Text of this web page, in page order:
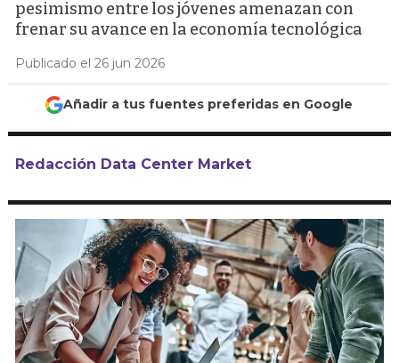
pesimismo entre los jóvenes amenazan con
frenar su avance en la economía tecnológica
Publicado el 26 jun 2026
Añadir a tus fuentes preferidas en Google
Redacción Data Center Market